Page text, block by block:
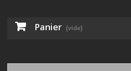
Panier (vide)